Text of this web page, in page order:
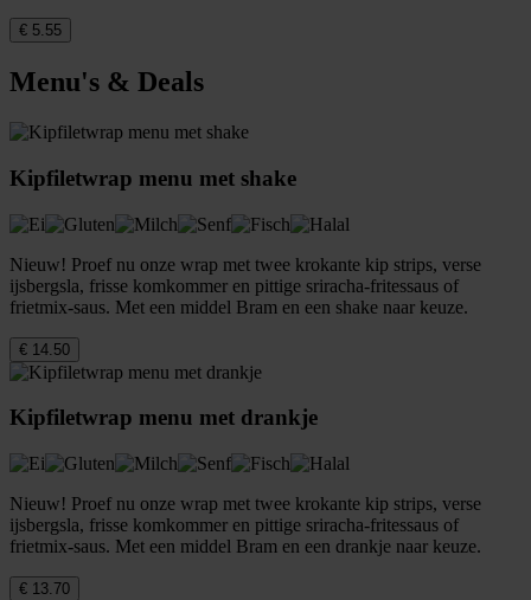
€ 5.55
Menu's & Deals
Kipfiletwrap menu met shake
Nieuw! Proef nu onze wrap met twee krokante kip strips, verse
ijsbergsla, frisse komkommer en pittige sriracha-fritessaus of
frietmix-saus. Met een middel Bram en een shake naar keuze.
€ 14.50
Kipfiletwrap menu met drankje
Nieuw! Proef nu onze wrap met twee krokante kip strips, verse
ijsbergsla, frisse komkommer en pittige sriracha-fritessaus of
frietmix-saus. Met een middel Bram en een drankje naar keuze.
€ 13.70